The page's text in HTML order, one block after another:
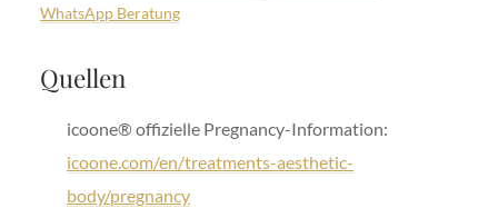
WhatsApp Beratung
Quellen
icoone® offizielle Pregnancy-Information:
icoone.com/en/treatments-aesthetic-
body/pregnancy